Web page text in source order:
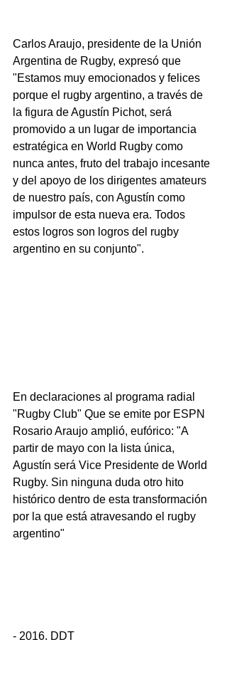
Carlos Araujo, presidente de la Unión
Argentina de Rugby, expresó que
"Estamos muy emocionados y felices
porque el rugby argentino, a través de
la figura de Agustín Pichot, será
promovido a un lugar de importancia
estratégica en World Rugby como
nunca antes, fruto del trabajo incesante
y del apoyo de los dirigentes amateurs
de nuestro país, con Agustín como
impulsor de esta nueva era. Todos
estos logros son logros del rugby
argentino en su conjunto".
En declaraciones al programa radial
"Rugby Club" Que se emite por ESPN
Rosario Araujo amplió, eufórico: "A
partir de mayo con la lista única,
Agustín será Vice Presidente de World
Rugby. Sin ninguna duda otro hito
histórico dentro de esta transformación
por la que está atravesando el rugby
argentino"
- 2016. DDT